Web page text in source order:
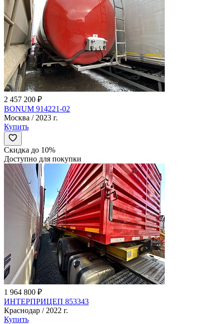
2 457 200 ₽
BONUM 914221-02
Москва / 2023 г.
Купить
Скидка до 10%
Доступно для покупки
1 964 800 ₽
ИНТЕРПРИЦЕП 853343
Краснодар / 2022 г.
Купить